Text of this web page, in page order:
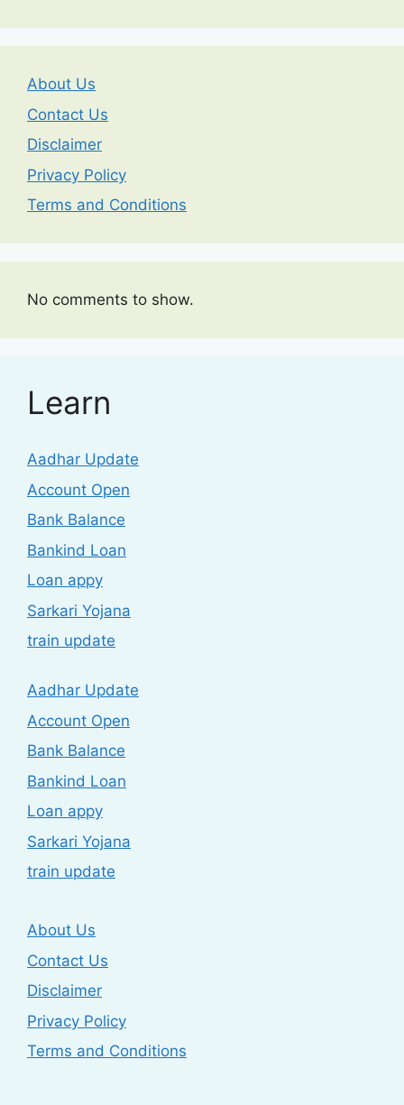
About Us
Contact Us
Disclaimer
Privacy Policy
Terms and Conditions
No comments to show.
Learn
Aadhar Update
Account Open
Bank Balance
Bankind Loan
Loan appy
Sarkari Yojana
train update
Aadhar Update
Account Open
Bank Balance
Bankind Loan
Loan appy
Sarkari Yojana
train update
About Us
Contact Us
Disclaimer
Privacy Policy
Terms and Conditions